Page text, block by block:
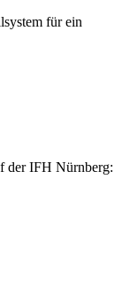
für ein
der IFH Nürnberg: